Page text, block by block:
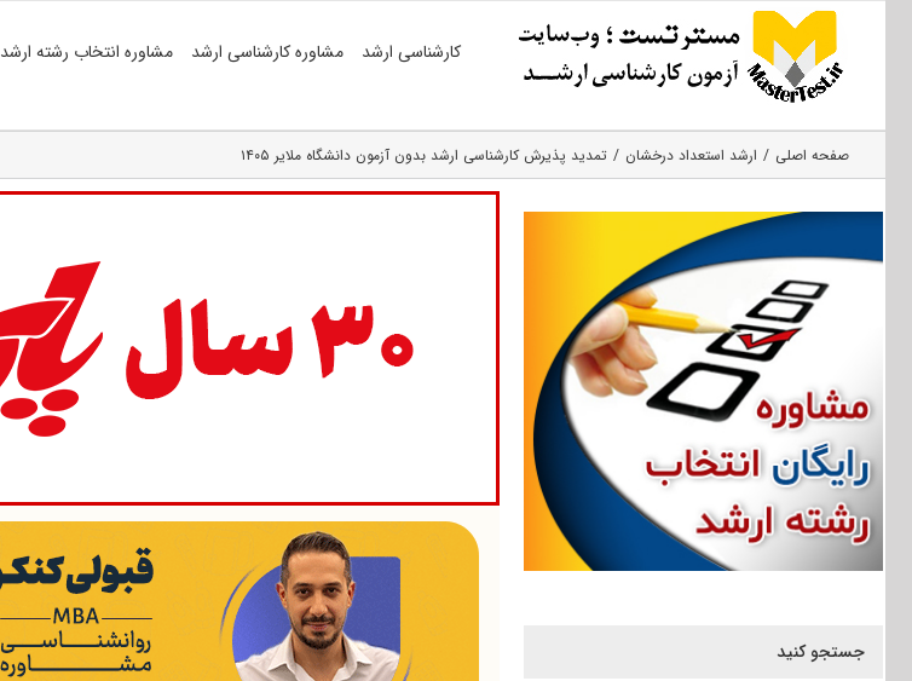
کارشناسی ارشد مشاوره کارشناسی ارشد مشاوره انتخاب رشته ارشد
صفحه اصلی ارشد استعداد درخشان تمدید پذیرش کارشناسی ارشد بدون آزمون دانشگاه ملایر ۱۴۰۵
جستجو کنید